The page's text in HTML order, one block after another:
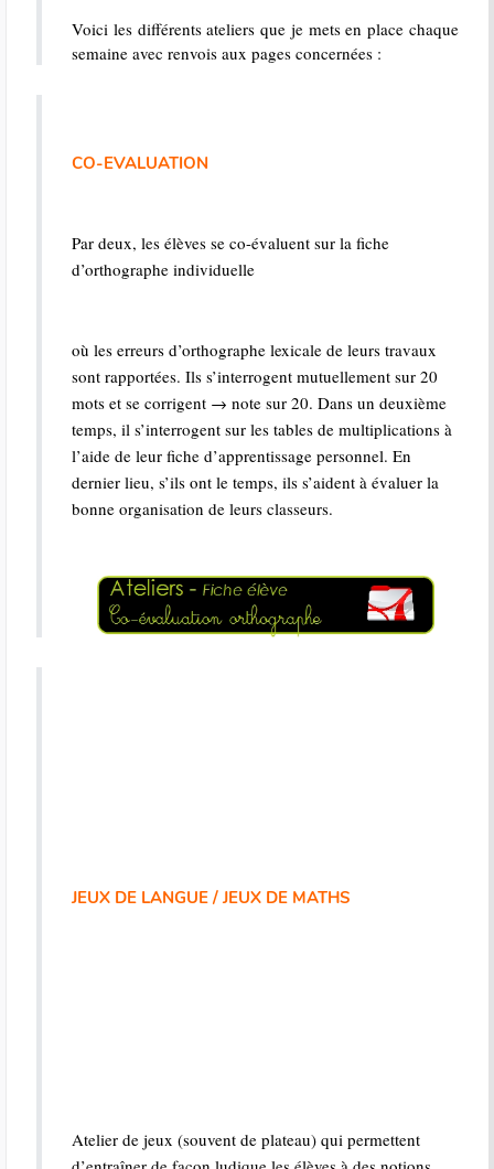
Voici les différents ateliers que je mets en place chaque
semaine avec renvois aux pages concernées :
CO-EVALUATION
Par deux, les élèves se co-évaluent sur la fiche
d’orthographe individuelle
où les erreurs d’orthographe lexicale de leurs travaux
sont rapportées. Ils s’interrogent mutuellement sur 20
mots et se corrigent → note sur 20. Dans un deuxième
temps, il s’interrogent sur les tables de multiplications à
l’aide de leur fiche d’apprentissage personnel. En
dernier lieu, s’ils ont le temps, ils s’aident à évaluer la
bonne organisation de leurs classeurs.
JEUX DE LANGUE / JEUX DE MATHS
Atelier de jeux (souvent de plateau) qui permettent